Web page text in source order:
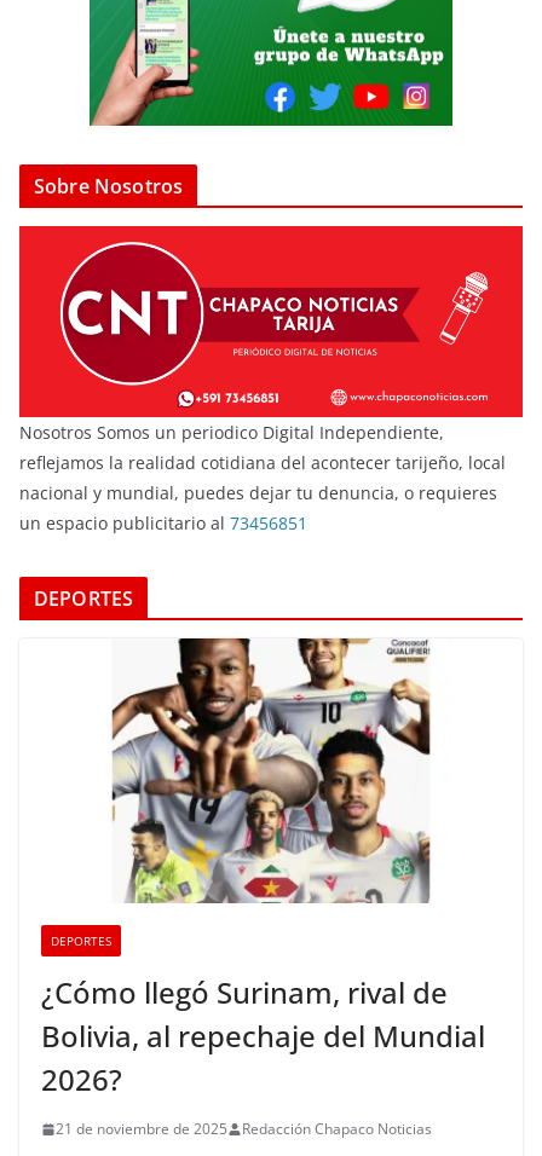
Sobre Nosotros
Nosotros Somos un periodico Digital Independiente,
reflejamos la realidad cotidiana del acontecer tarijeño, local
nacional y mundial, puedes dejar tu denuncia, o requieres
un espacio publicitario al 73456851
DEPORTES
DEPORTES
¿Cómo llegó Surinam, rival de
Bolivia, al repechaje del Mundial
2026?
21 de noviembre de 2025 Redacción Chapaco Noticias